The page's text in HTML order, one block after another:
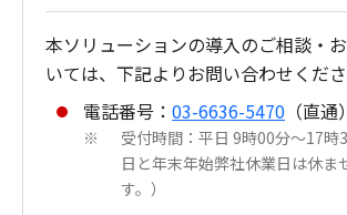
本ソリューションの導入のご相談・
いては、下記よりお問い合わせくださ
電話番号： 03-6636-5470 （直通）
※
受付時間：平日 9時00分～17時
日と年末年始弊社休業日は休ま
す。）